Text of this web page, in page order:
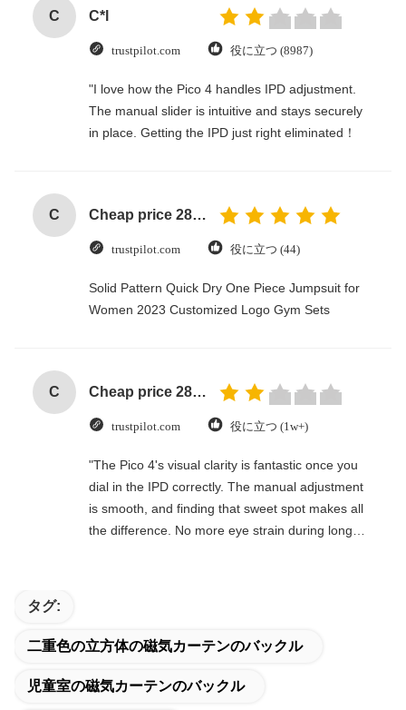
C C*l
trustpilot.com 役に立つ (8987)
"I love how the Pico 4 handles IPD adjustment.
The manual slider is intuitive and stays securely
in place. Getting the IPD just right eliminated！
C Cheap price 28mm Aluminium Curtain Rod 1.2mm thickness with plastic final
trustpilot.com 役に立つ (44)
Solid Pattern Quick Dry One Piece Jumpsuit for
Women 2023 Customized Logo Gym Sets
C Cheap price 28mm Aluminium Curtain Rod 1.2mm thickness with plastic final
trustpilot.com 役に立つ (1w+)
"The Pico 4's visual clarity is fantastic once you
dial in the IPD correctly. The manual adjustment
is smooth, and finding that sweet spot makes all
the difference. No more eye strain during long
sweet spot makes all the difference. No more eye
taking the time to set it up properly!""The Pico 4's
タグ:
二重色の立方体の磁気カーテンのバックル
児童室の磁気カーテンのバックル